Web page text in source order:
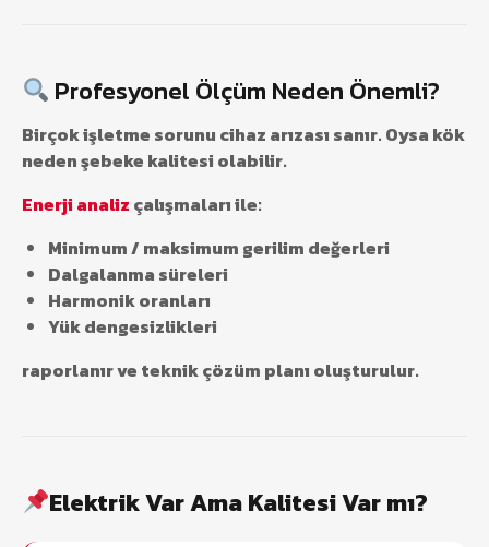
Profesyonel Ölçüm Neden Önemli?
Birçok işletme sorunu cihaz arızası sanır. Oysa kök
neden şebeke kalitesi olabilir.
Enerji analiz çalışmaları ile:
Minimum / maksimum gerilim değerleri
Dalgalanma süreleri
Harmonik oranları
Yük dengesizlikleri
raporlanır ve teknik çözüm planı oluşturulur.
Elektrik Var Ama Kalitesi Var mı?